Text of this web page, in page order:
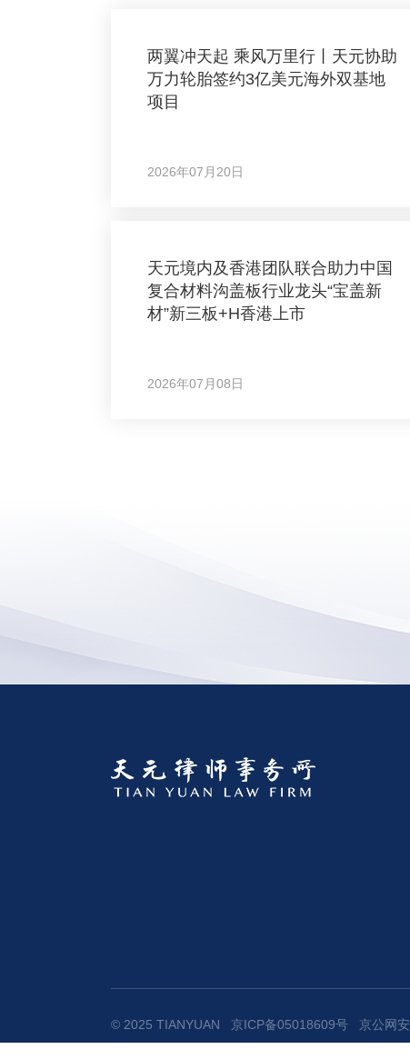
两翼冲天起 乘风万里行丨天元协助
万力轮胎签约3亿美元海外双基地
项目
2026年07月20日
天元境内及香港团队联合助力中国
复合材料沟盖板行业龙头“宝盖新
材”新三板+H香港上市
2026年07月08日
© 2025 TIANYUAN 京ICP备05018609号 京公网